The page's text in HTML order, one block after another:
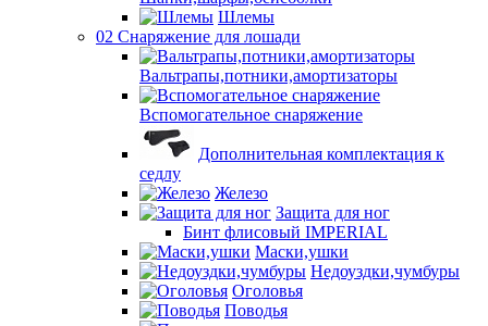
Шлемы
02 Снаряжение для лошади
Вальтрапы,потники,амортизаторы
Вспомогательное снаряжение
Дополнительная комплектация к
седлу
Железо
Защита для ног
Бинт флисовый IMPERIAL
Маски,ушки
Недоуздки,чумбуры
Оголовья
Поводья